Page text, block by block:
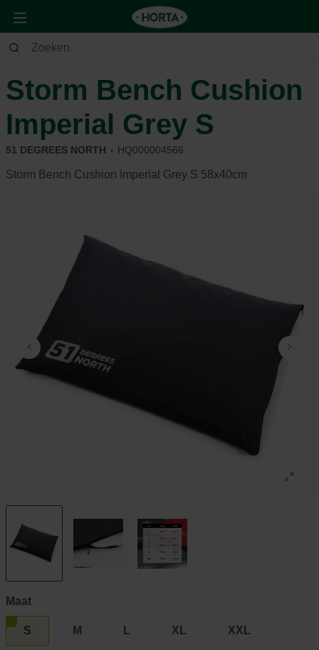
Dier Hond
Storm Bench Cushion
Imperial Grey S
51 DEGREES NORTH HQ000004566
Storm Bench Cushion Imperial Grey S 58x40cm
Maat
S M L XL XXL